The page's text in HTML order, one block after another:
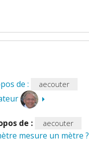
de : aecouter
de : aecouter
mesure un mètre ?